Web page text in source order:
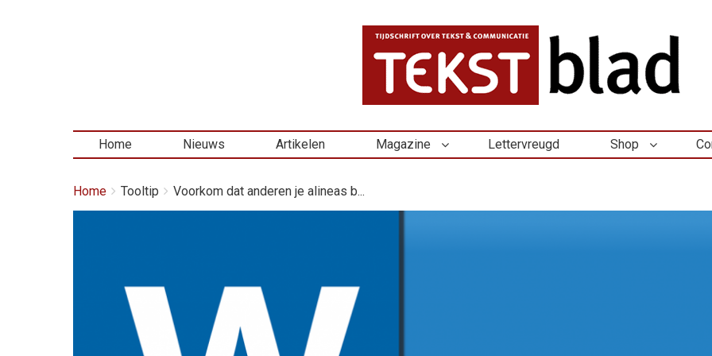
Home Nieuws Artikelen Magazine Lettervreugd Shop
Kruimelpad
You
Home Tooltip
Voorkom dat anderen je alineas b...